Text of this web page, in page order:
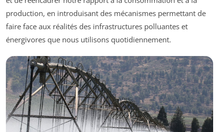
production, en introduisant des mécanismes permettant de
faire face aux réalités des infrastructures polluantes et
énergivores que nous utilisons quotidiennement.